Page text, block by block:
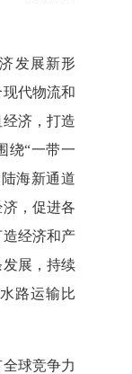
发展新形
代物流和
济，打造
绕“一带一
海新通道
，促进各
经济和产
展，持续
路运输比
球竞争力